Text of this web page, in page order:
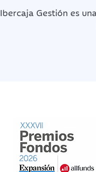
Ibercaja Gestión es